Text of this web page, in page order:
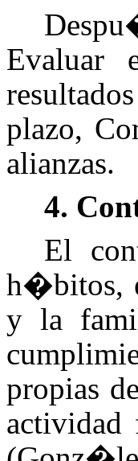
Evaluar
plazo,
alianzas.
4.
El
h�bitos,
y la
propias
actividad